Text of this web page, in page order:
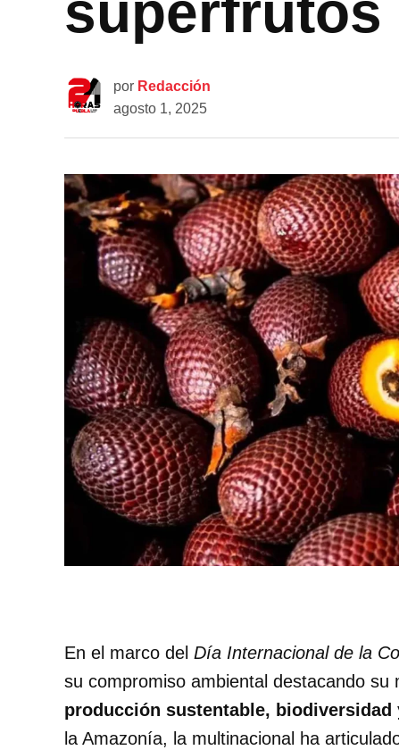
por Redacción
agosto 1, 2025
En el marco del Día Internacional de la
su compromiso ambiental destacando su
producción sustentable, biodiversidad
la Amazonía, la multinacional ha